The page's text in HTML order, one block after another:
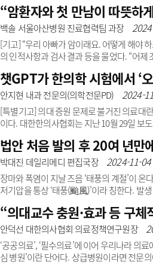
회사소개 법적고지
증가하는 것으로 나타났다. 그런 측면에서
의 경우 20대 정상체중군 대비 동일 연령대
서 5.32..
“암환자와 첫 만남이 따뜻하
백솔 서울아산병원 진료협력팀 과장
[기고] “우리 아빠가 암이래요. 어떻게 해야
의 인적사항과 검사 결과 등을 물었다. “어
요되는 감정을 애써 누르고 침착하게 말했다
있었고 메일로 내용을 받아보았다. 환자는
나이가 ..
챗GPT가 한의학 시험에서 ‘
안지현 내과 전문의(의학전문PD) 2024-
[특별기고] 의대 증원 문제로 불거진 의료대
이다. 대한한의사협회는 지난 10월 29일 보
려면 의사가 부족한 지역·공공·필수의료 분
다. 이는 최근 대한한의사협회가 의사 수급
의료기관에 의무적으로 투입하는 ‘지역필
법안 처음 발의 후 20여 년만
박대진 데일리메디 편집국장 2024-11-
장마와 폭염이 지날 즈음 ‘태풍의 계절’이
저기압을 통상 ‘태풍(颱風)’이라 칭한다. 발
남노 등 치명적 피해를 입혔던 초강력 태풍
대풍속 50㎧ 이상이라는 엄청난 위력과 함
수면 높이가 가장 높을 때로, 태풍이 동반한
“의대교수 충원·효과 등 구
안덕선 대한의사협회 의료정책연구원장
‘공공의료’, ‘필수의료’에 이어 우리나라 의
심 병원’이란 단어다. 상급병원이라면 전문